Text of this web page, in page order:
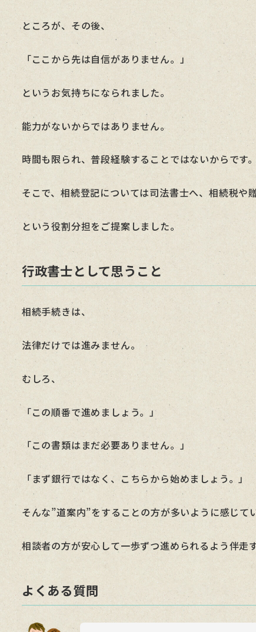
ところが、その後、
「ここから先は自信がありません。」
というお気持ちになられました。
能力がないからではありません。
時間も限られ、普段経験することではないからです。
そこで、相続登記については司法書士へ、相続税や
という役割分担をご提案しました。
行政書士として思うこと
相続手続きは、
法律だけでは進みません。
むしろ、
「この順番で進めましょう。」
「この書類はまだ必要ありません。」
「まず銀行ではなく、こちらから始めましょう。」
そんな”道案内”をすることの方が多いように感じてい
相談者の方が安心して一歩ずつ進められるよう伴走
よくある質問